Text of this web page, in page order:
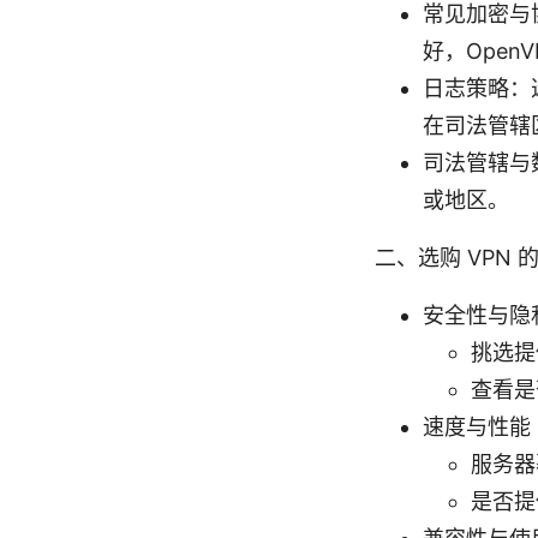
常见加密
好，
日志策略
在司法管辖
司法管辖
或地区。
二、选购 VPN
安全性与隐
挑选
查看
速度与性能
服务
是否